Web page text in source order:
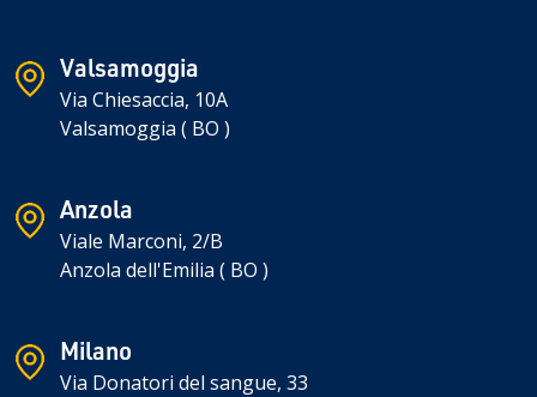
Valsamoggia
Via Chiesaccia, 10A
Valsamoggia ( BO )
Anzola
Viale Marconi, 2/B
Anzola dell'Emilia ( BO )
Milano
Via Donatori del sangue, 33